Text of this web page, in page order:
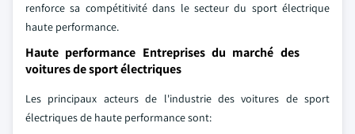
renforce sa compétitivité dans le secteur du sport électrique
haute performance.
Haute performance Entreprises du marché des
voitures de sport électriques
Les principaux acteurs de l'industrie des voitures de sport
électriques de haute performance sont: